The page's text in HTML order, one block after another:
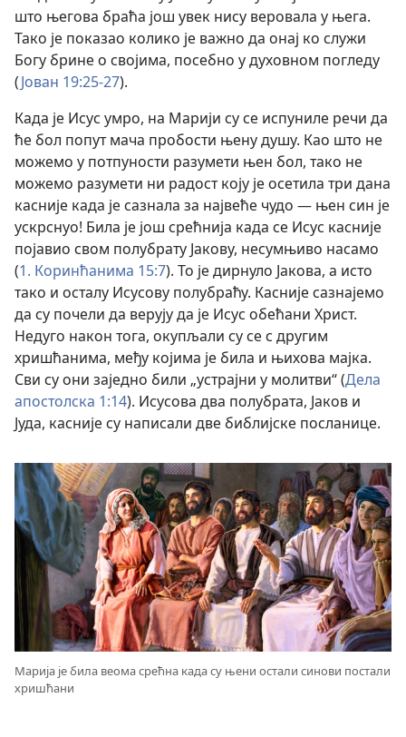
што његова браћа још увек нису веровала у њега.
Тако је показао колико је важно да онај ко служи
Богу брине о својима, посебно у духовном погледу
(Јован 19:25-27).
Када је Исус умро, на Марији су се испуниле речи да
ће бол попут мача пробости њену душу. Као што не
можемо у потпуности разумети њен бол, тако не
можемо разумети ни радост коју је осетила три дана
касније када је сазнала за највеће чудо — њен син је
ускрснуо! Била је још срећнија када се Исус касније
појавио свом полубрату Јакову, несумњиво насамо
(1. Коринћанима 15:7). То је дирнуло Јакова, а исто
тако и осталу Исусову полубраћу. Касније сазнајемо
да су почели да верују да је Исус обећани Христ.
Недуго након тога, окупљали су се с другим
хришћанима, међу којима је била и њихова мајка.
Сви су они заједно били „устрајни у молитви“ (Дела
апостолска 1:14). Исусова два полубрата, Јаков и
Јуда, касније су написали две библијске посланице.
Марија је била веома срећна када су њени остали синови постали
хришћани